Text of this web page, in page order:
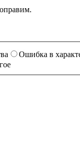
Ошибка в